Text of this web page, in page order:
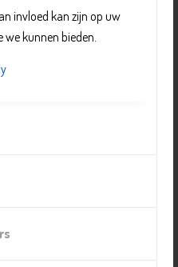
invloed kan zijn op uw
kunnen bieden.